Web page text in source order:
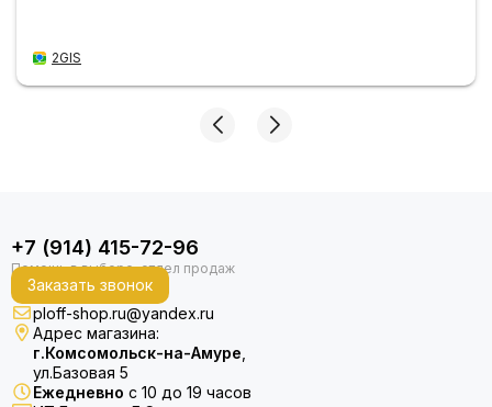
2GIS
+7 (914) 415-72-96
Заказать звонок
ploff-shop.ru@yandex.ru
Адрес магазина:
г.Комсомольск-на-Амуре
ул.Базовая 5
Ежедневно с 10 до 19 часов